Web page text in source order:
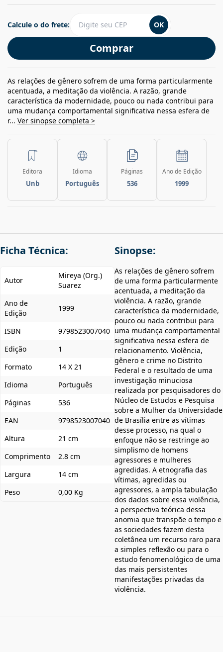
Comprar
Calcule o do frete: OK
As relações de gênero sofrem de uma forma particularmente
acentuada, a meditação da violência. A razão, grande
característica da modernidade, pouco ou nada contribui para
uma mudança comportamental significativa nessa esfera de
r... Ver sinopse completa >
Editora
Unb
Idioma
Português
Páginas
536
Ano de Edição
1999
Ficha Técnica:
Autor
Mireya (Org.)
Suarez
Ano de
Edição
1999
ISBN
9798523007040
Edição
1
Formato
14 X 21
Idioma
Português
Páginas
536
EAN
9798523007040
Altura
21 cm
Comprimento
2.8 cm
Largura
14 cm
Peso
0,00 Kg
Sinopse:
As relações de gênero sofrem
de uma forma particularmente
acentuada, a meditação da
violência. A razão, grande
característica da modernidade,
pouco ou nada contribui para
uma mudança comportamental
significativa nessa esfera de
relacionamento. Violência,
gênero e crime no Distrito
Federal e o resultado de uma
investigação minuciosa
realizada por pesquisadores do
Núcleo de Estudos e Pesquisa
sobre a Mulher da Universidade
de Brasília entre as vítimas
desse processo, na qual o
enfoque não se restringe ao
simplismo de homens
agressores e mulheres
agredidas. A etnografia das
vítimas, agredidas ou
agressores, a ampla tabulação
dos dados sobre essa violência,
a perspectiva teórica dessa
anomia que transpõe o tempo e
as sociedades fazem desta
coletânea um recurso raro para
a simples reflexão ou para o
estudo fenomenológico de uma
das mais persistentes
manifestações privadas da
violência.